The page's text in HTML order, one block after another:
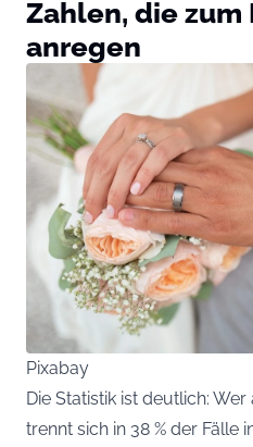
Zahlen, die zum
anregen
Pixabay
Die Statistik ist deutlich:
trennt sich in 38 % der Fälle